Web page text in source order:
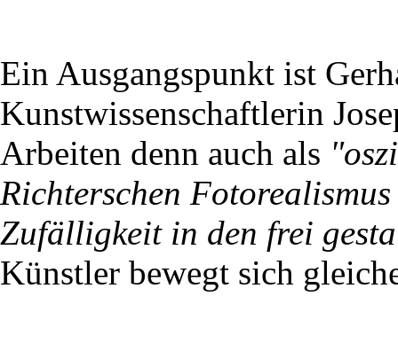
Ein Ausgangspunkt ist
Kunstwissenschaftlerin
Arbeiten denn auch als
Richterschen
Zufälligkeit in den frei
Künstler bewegt sich